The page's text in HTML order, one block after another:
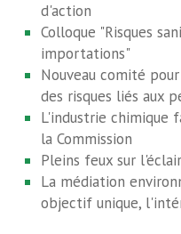
d'action
Colloque "Risques
importations"
Nouveau comité
des risques liés aux
L'industrie chimique
la Commission
Pleins feux sur
La médiation
objectif unique,